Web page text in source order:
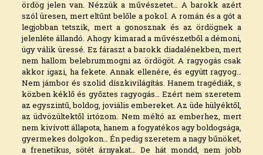
ördög jelen van. Nézzük a művészetet… A barokk azért
szól üresen, mert eltűnt belőle a pokol. A román és a gót a
legjobban tetszik, mert a gonosznak és az ördögnek a
jelenléte állandó. Ahogy kimarad a művészetből a démoni,
úgy válik üressé. Ez fáraszt a barokk diadalénekben, mert
nem hallom belebrummogni az ördögöt. A ragyogás csak
akkor igazi, ha fekete. Annak ellenére, és együtt ragyog…
Nem jámbor és szolid díszkivilágítás. Hanem tragédiák, s
közben kéklő és győztes ragyogás… Ezért nem szeretem
az egyszintű, boldog, joviális embereket. Az üde hülyéktől,
az üdvözültektől irtózom. Nem méltó az emberhez, mert
nem kivívott állapota, hanem a fogyatékos agy boldogsága,
gyermekes dolgokon… Én pedig szeretem a nagy bűnöket,
a frenetikus, sötét árnyakat… De hát mondd, nem jobb